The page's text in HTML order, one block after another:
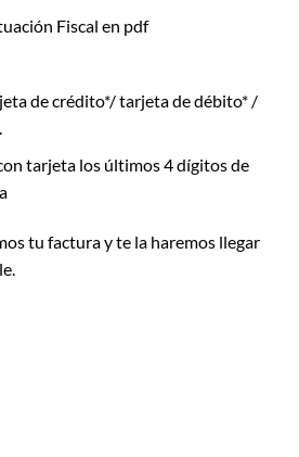
Fiscal en pdf
de crédito*/ tarjeta de débito* /
tarjeta los últimos 4 dígitos de
tu factura y te la haremos llegar